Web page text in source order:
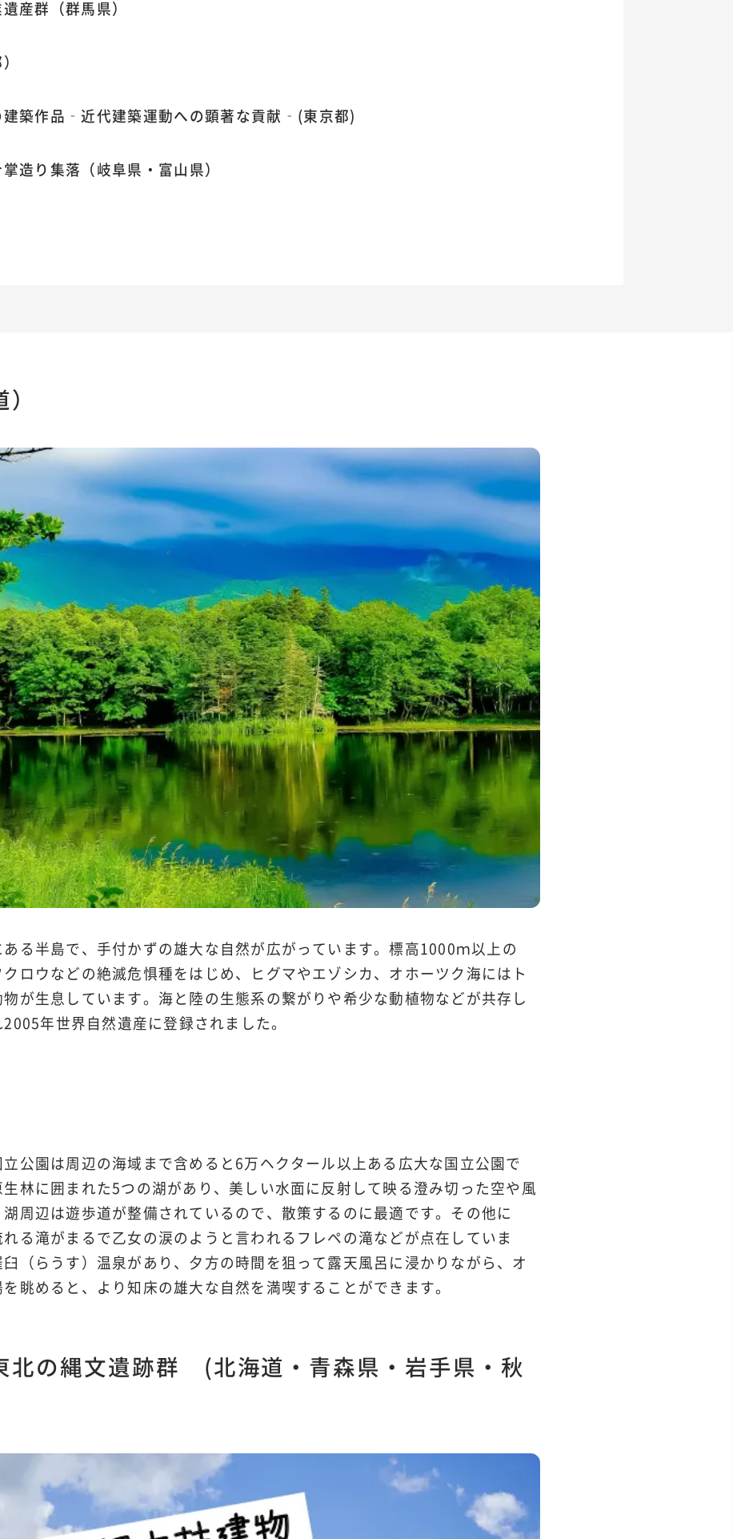
産群（群馬県）
建築作品‐近代建築運動への顕著な貢献‐(東京都)
造り集落（岐阜県・富山県）
る半島で、手付かずの雄大な自然が広がっています。標高1000ｍ以上の
ロウなどの絶滅危惧種をはじめ、ヒグマやエゾシカ、オホーツク海にはト
が生息しています。海と陸の生態系の繋がりや希少な動植物などが共存し
年世界自然遺産に登録されました。
公園は周辺の海域まで含めると6万ヘクタール以上ある広大な国立公園で
林に囲まれた5つの湖があり、美しい水面に反射して映る澄み切った空や風
周辺は遊歩道が整備されているので、散策するのに最適です。その他に
る滝がまるで乙女の涙のようと言われるフレペの滝などが点在していま
（らうす）温泉があり、夕方の時間を狙って露天風呂に浸かりながら、オ
眺めると、より知床の雄大な自然を満喫することができます。
北の縄文遺跡群 (北海道・青森県・岩手県・秋